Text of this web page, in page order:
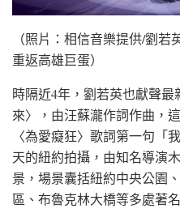
（照片：相信音樂提供/劉
重返高雄巨蛋）
時隔近4年，劉若英也獻聲
來〉，由汪蘇瀧作詞作曲，
〈為愛癡狂〉歌詞第一句「
天的紐約拍攝，由知名導演
景，場景囊括紐約中央公園
區、布魯克林大橋等多處著